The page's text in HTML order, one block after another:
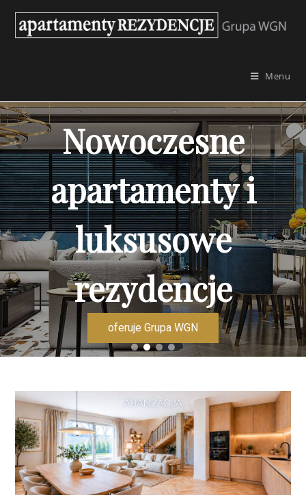
content
Menu
Nowoczesne
apartamenty i
luksusowe
rezydencje
oferuje Grupa WGN